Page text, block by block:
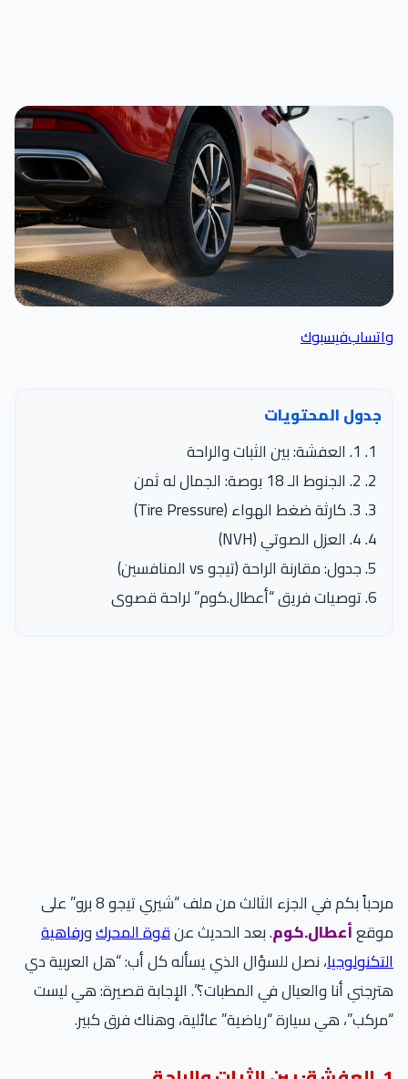
واتسابفيسبوك
جدول المحتويات
1. العفشة: بين الثبات والراحة
2. الجنوط الـ 18 بوصة: الجمال له ثمن
3. كارثة ضغط الهواء (Tire Pressure)
4. العزل الصوتي (NVH)
جدول: مقارنة الراحة (تيجو vs المنافسين)
توصيات فريق “أعطال.كوم” لراحة قصوى
مرحباً بكم في الجزء الثالث من ملف “شيري تيجو 8 برو” على
موقعأعطال.كوم. بعد الحديث عنقوة المحركورفاهية
التكنولوجيا، نصل للسؤال الذي يسأله كل أب: “هل العربية دي
هترجني أنا والعيال في المطبات؟”. الإجابة قصيرة: هي ليست
“مركب”، هي سيارة “رياضية” عائلية، وهناك فرق كبير.